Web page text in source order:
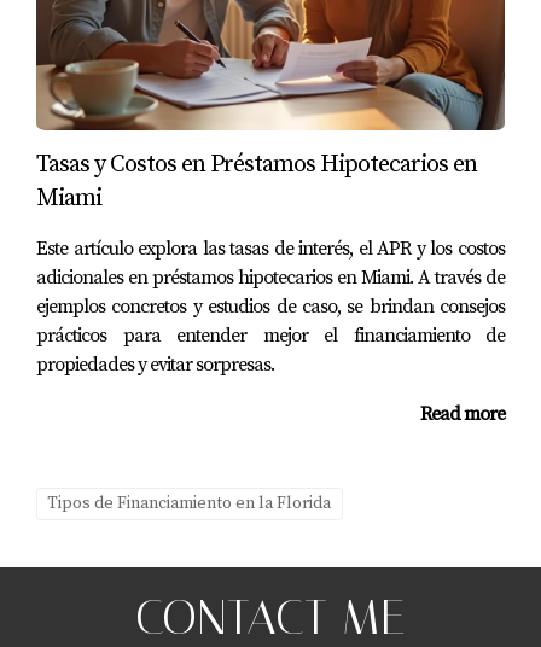
Tasas y Costos en Préstamos Hipotecarios en
Miami
Este artículo explora las tasas de interés, el APR y los costos
adicionales en préstamos hipotecarios en Miami. A través de
ejemplos concretos y estudios de caso, se brindan consejos
prácticos para entender mejor el financiamiento de
propiedades y evitar sorpresas.
Read more
Tipos de Financiamiento en la Florida
CONTACT ME